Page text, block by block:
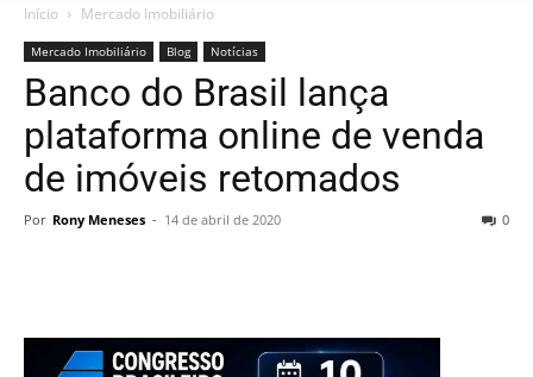
Início Mercado Imobiliário
Mercado Imobiliário Blog Notícias
Banco do Brasil lança
plataforma online de venda
de imóveis retomados
Por Rony Meneses - 14 de abril de 2020 0